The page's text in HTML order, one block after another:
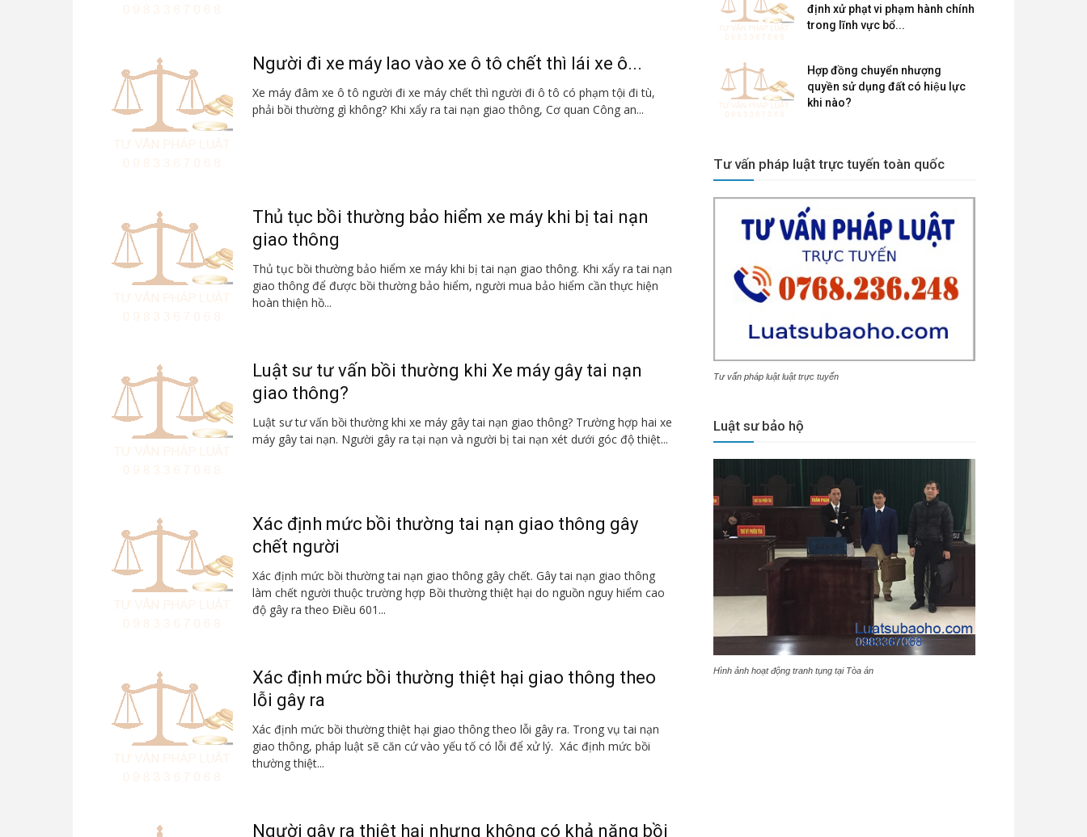
Người đi xe máy lao vào xe ô tô chết thì lái xe ô...
Xe máy đâm xe ô tô người đi xe máy chết thì người đi ô tô có phạm tội đi tù,
phải bồi thường gì không? Khi xẩy ra tai nạn giao thông, Cơ quan Công an...
Thủ tục bồi thường bảo hiểm xe máy khi bị tai nạn
giao thông
Thủ tục bồi thường bảo hiểm xe máy khi bị tai nạn giao thông. Khi xẩy ra tai nạn
giao thông để được bồi thường bảo hiểm, người mua bảo hiểm cần thực hiện
hoàn thiện hồ...
Luật sư tư vấn bồi thường khi Xe máy gây tai nạn
giao thông?
Luật sư tư vấn bồi thường khi xe máy gây tai nạn giao thông? Trường hợp hai xe
máy gây tai nạn. Người gây ra tại nạn và người bị tai nạn xét dưới góc độ thiệt...
Xác định mức bồi thường tai nạn giao thông gây
chết người
Xác định mức bồi thường tai nạn giao thông gây chết. Gây tai nạn giao thông
làm chết người thuộc trường hợp Bồi thường thiệt hại do nguồn nguy hiểm cao
độ gây ra theo Điều 601...
Xác định mức bồi thường thiệt hại giao thông theo
lỗi gây ra
Xác định mức bồi thường thiệt hại giao thông theo lỗi gây ra. Trong vụ tai nạn
giao thông, pháp luật sẽ căn cứ vào yếu tố có lỗi để xử lý. Xác định mức bồi
thường thiệt...
Người gây ra thiệt hại nhưng không có khả năng bồi
định xử phạt vi phạm hành chính
trong lĩnh vực bổ...
Hợp đồng chuyển nhượng
quyền sử dụng đất có hiệu lực
khi nào?
Tư vấn pháp luật trực tuyến toàn quốc
Tư vấn pháp luật luật trực tuyến
Luật sư bảo hộ
Hình ảnh hoạt động tranh tụng tại Tòa án